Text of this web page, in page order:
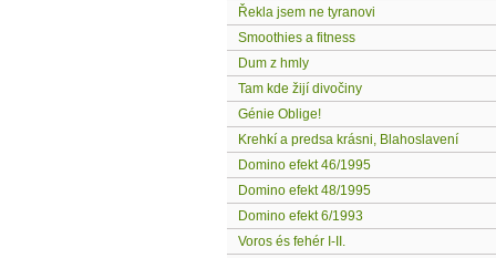
Řekla jsem ne tyranovi
Smoothies a fitness
Dum z hmly
Tam kde žijí divočiny
Génie Oblige!
Krehkí a predsa krásni, Blahoslavení
Domino efekt 46/1995
Domino efekt 48/1995
Domino efekt 6/1993
Voros és fehér I-II.